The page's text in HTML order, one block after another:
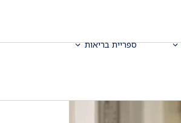
ספריית בריאות